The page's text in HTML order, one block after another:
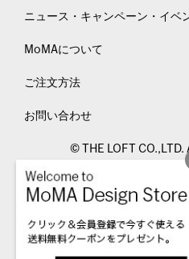
ニュース・キャンペーン・イベ
MoMAについて
ご注文方法
お問い合わせ
© THE LOFT CO.,LTD.
特定商取引法表示
カスタマーハラスメ
Visit